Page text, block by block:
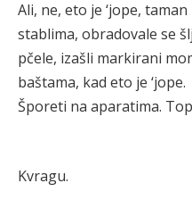
Ali, ne, eto je ‘jope,
stablima, obradovale se
pčele, izašli markirani
baštama, kad eto je ‘jope.
Šporeti na aparatima.
Kvragu.